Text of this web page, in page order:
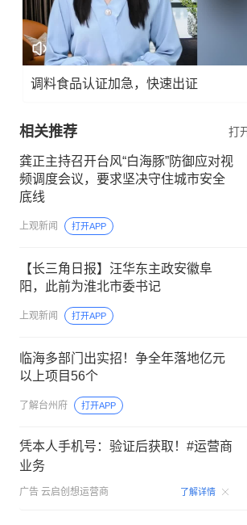
调料食品认证加急，快速出证
相关推荐 打
龚正主持召开台风“白海豚”防御应对视
频调度会议，要求坚决守住城市安全
底线
上观新闻 打开APP
【长三角日报】汪华东主政安徽阜
阳，此前为淮北市委书记
上观新闻 打开APP
临海多部门出实招！争全年落地亿元
以上项目56个
了解台州府 打开APP
凭本人手机号：验证后获取！#运营商
业务
广告 云启创想运营商 了解详情